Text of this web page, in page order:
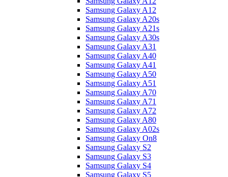
Samsung Galaxy A12
Samsung Galaxy A20s
Samsung Galaxy A21s
Samsung Galaxy A30s
Samsung Galaxy A31
Samsung Galaxy A40
Samsung Galaxy A41
Samsung Galaxy A50
Samsung Galaxy A51
Samsung Galaxy A70
Samsung Galaxy A71
Samsung Galaxy A72
Samsung Galaxy A80
Samsung Galaxy A02s
Samsung Galaxy On8
Samsung Galaxy S2
Samsung Galaxy S3
Samsung Galaxy S4
Samsung Galaxy S5